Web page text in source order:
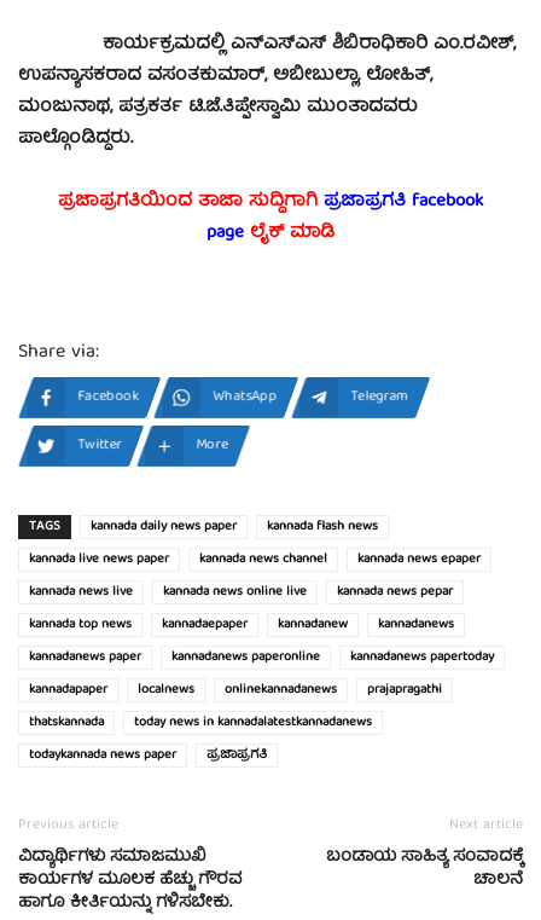
ಕಾರ್ಯಕ್ರಮದಲ್ಲಿ ಎನ್‍ಎಸ್‍ಎಸ್ ಶಿಬಿರಾಧಿಕಾರಿ ಎಂ.ರವೀಶ್,
ಉಪನ್ಯಾಸಕರಾದ ವಸಂತಕುಮಾರ್, ಅಬೀಬುಲ್ಲಾ, ಲೋಹಿತ್,
ಮಂಜುನಾಥ, ಪತ್ರಕರ್ತ ಟಿ.ಜೆ.ತಿಪ್ಪೇಸ್ವಾಮಿ ಮುಂತಾದವರು
ಪಾಲ್ಗೊಂಡಿದ್ದರು.
ಪ್ರಜಾಪ್ರಗತಿಯಿಂದ ತಾಜಾ ಸುದ್ದಿಗಾಗಿಪ್ರಜಾಪ್ರಗತಿ facebook
page ಲೈಕ್ ಮಾಡಿ
Share via:
Facebook WhatsApp
Telegram
Twitter
More
TAGS kannada daily news paper
kannada flash news
kannada live news paper
kannada news channel
kannada news epaper
kannada news live
kannada news online live
kannada news pepar
kannada top news
kannadaepaper kannadanew
kannadanews
kannadanews paper
kannadanews paperonline
kannadanews papertoday
kannadapaper
localnews onlinekannadanews
prajapragathi
thatskannada
today news in kannadalatestkannadanews
todaykannada news paper
ಪ್ರಜಾಪ್ರಗತಿ
Previous article
ವಿದ್ಯಾರ್ಥಿಗಳು ಸಮಾಜಮುಖಿ
ಕಾರ್ಯಗಳ ಮೂಲಕ ಹೆಚ್ಚು ಗೌರವ
ಹಾಗೂ ಕೀರ್ತಿಯನ್ನು ಗಳಿಸಬೇಕು.
Next article
ಬಂಡಾಯ ಸಾಹಿತ್ಯ ಸಂವಾದಕ್ಕೆ
ಚಾಲನೆ